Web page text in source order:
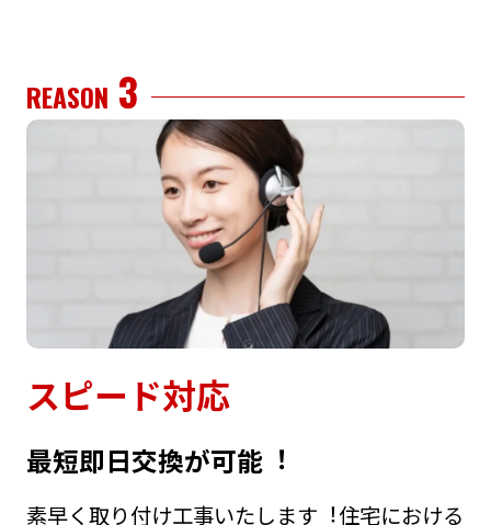
REASON 3
スピード対応
最短即⽇交換が可能︕
素早く取り付け⼯事いたします︕住宅における